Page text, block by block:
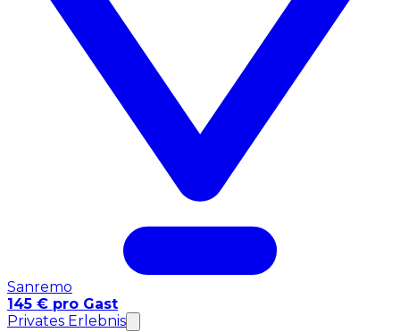
Sanremo
145 € pro Gast
Privates Erlebnis